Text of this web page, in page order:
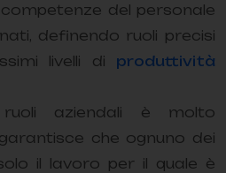
del personale
definendo ruoli precisi
livelli di produttività
aziendali è molto
che ognuno dei
il lavoro per il quale è